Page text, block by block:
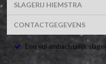
SLAGERIJ HIEMSTRA
CONTACTGEGEVENS
Een vol ambachtelijk